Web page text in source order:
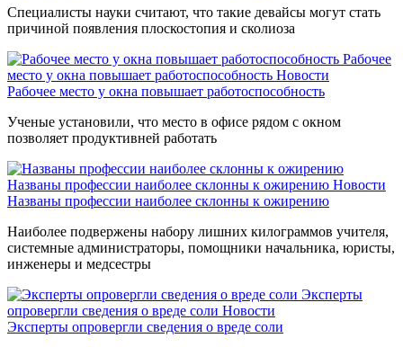
Специалисты науки считают, что такие девайсы могут стать
причиной появления плоскостопия и сколиоза
Рабочее
место у окна повышает работоспособность Новости
Рабочее место у окна повышает работоспособность
Ученые установили, что место в офисе рядом с окном
позволяет продуктивней работать
Названы профессии наиболее склонны к ожирению Новости
Названы профессии наиболее склонны к ожирению
Наиболее подвержены набору лишних килограммов учителя,
системные администраторы, помощники начальника, юристы,
инженеры и медсестры
Эксперты
опровергли сведения о вреде соли Новости
Эксперты опровергли сведения о вреде соли